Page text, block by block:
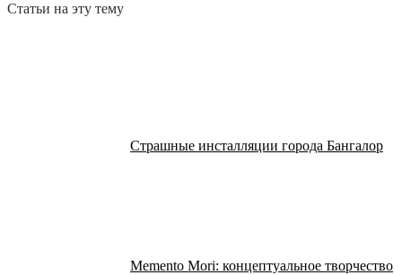
Статьи на эту тему
Страшные инсталляции города Бангалор
Memento Mori: концептуальное творчество